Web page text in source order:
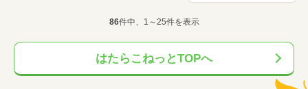
86件中、1～25件を表示
はたらこねっとTOPへ